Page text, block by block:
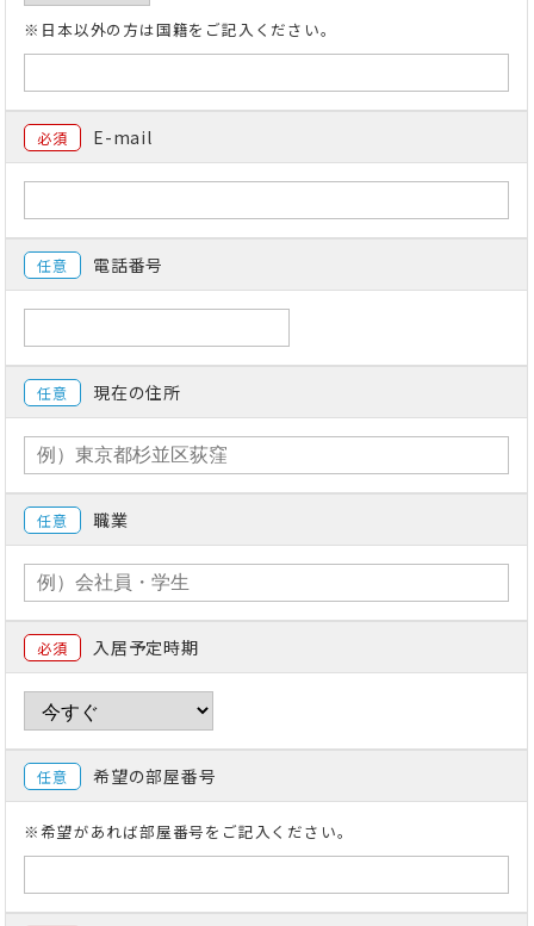
※日本以外の方は国籍をご記入ください。
必須 E-mail
任意 電話番号
任意 現在の住所
任意 職業
必須 入居予定時期
任意 希望の部屋番号
※希望があれば部屋番号をご記入ください。